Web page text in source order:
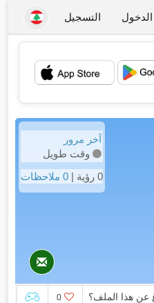
التسجيل
💖
آخر مرور
وقت طويل
0 رؤية |
0 ملاحظات
عن هذا الملف؟ 0